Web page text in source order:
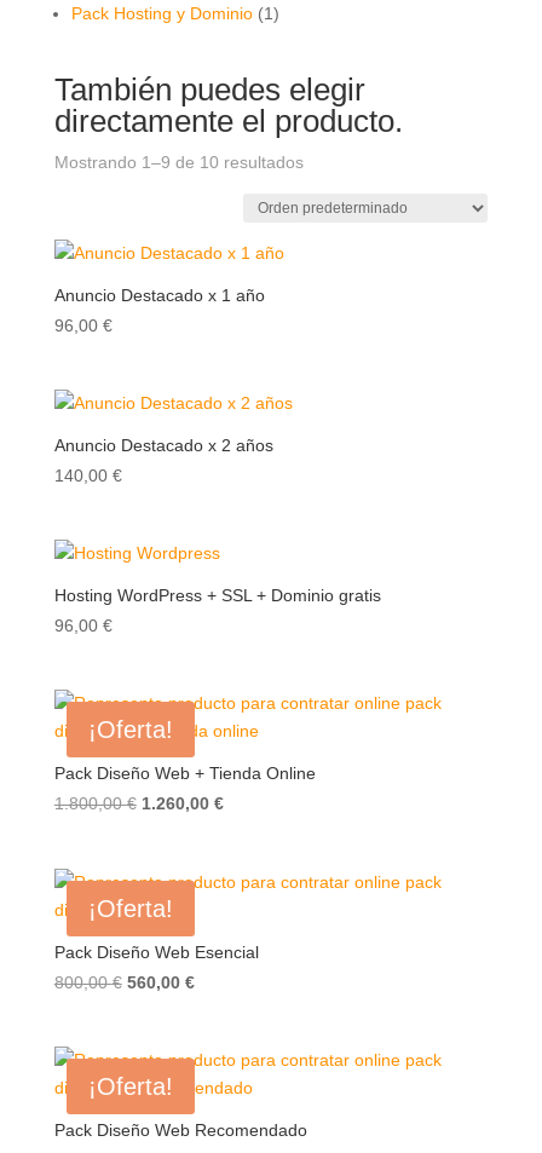
Pack Hosting y Dominio 11
También puedes elegir
directamente el producto.
Mostrando 1–9 de 10 resultados
Anuncio Destacado x 1 año
96,00 €
Anuncio Destacado x 2 años
140,00 €
Hosting WordPress + SSL + Dominio gratis
96,00 €
¡Oferta!
Pack Diseño Web + Tienda Online
1.800,00€ El
era:
1.800,00 €.
1.260,00 €El
es:
¡Oferta!
Pack Diseño Web Esencial
800,00€ El
era:
800,00 €.
560,00 €El
es:
560,00 €.
¡Oferta!
Pack Diseño Web Recomendado